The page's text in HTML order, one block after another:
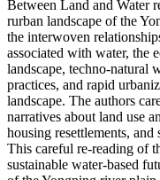
Between Land and Water
rurban landscape of the
the interwoven
associated with water, the
landscape, techno-natural
practices, and rapid
landscape. The authors
narratives about land use
housing resettlements,
This careful re-reading of
sustainable water-based